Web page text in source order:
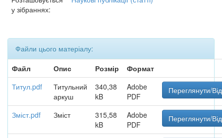
у зібраннях:
Файли цього матеріалу:
Файл
Опис Розмір
Формат
Титул.pdf
Титульний
аркуш
340,38
kB
Adobe
PDF
Переглянути/
Зміст.pdf Зміст
315,58
kB
Adobe
PDF
Переглянути/